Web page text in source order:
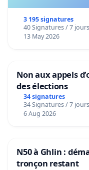
3 195 signatures
40 Signatures / 7 jours
13 May 2026
Non aux appels
des élections
34 signatures
34 Signatures / 7 jours
6 Aug 2026
N50 à Ghlin :
tronçon restant